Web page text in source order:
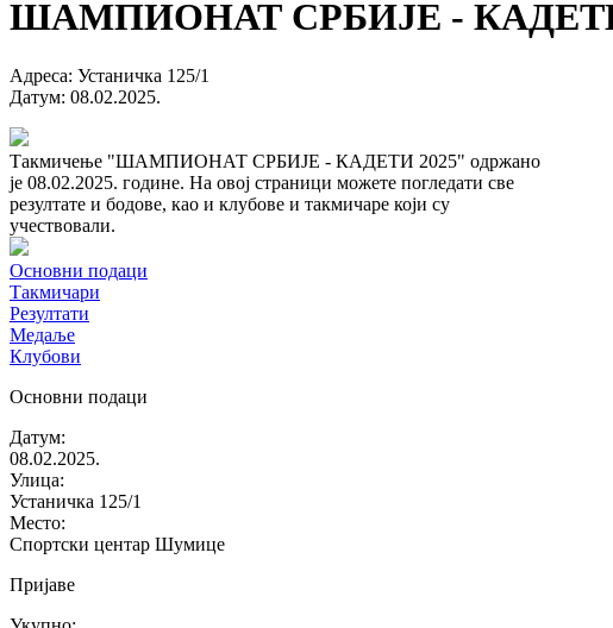
ШАМПИОНАТ СРБИЈЕ -
Адреса: Устаничка 125/1
Датум: 08.02.2025.
Такмичење "ШАМПИОНАТ СРБИЈЕ - КАДЕТИ 2025" одржано
је 08.02.2025. године. На овој страници можете погледати све
резултате и бодове, као и клубове и такмичаре који су
учествовали.
Основни подаци
Такмичари
Резултати
Медаље
Клубови
Основни подаци
Датум:
08.02.2025.
Улица:
Устаничка 125/1
Место:
Спортски центар Шумице
Пријаве